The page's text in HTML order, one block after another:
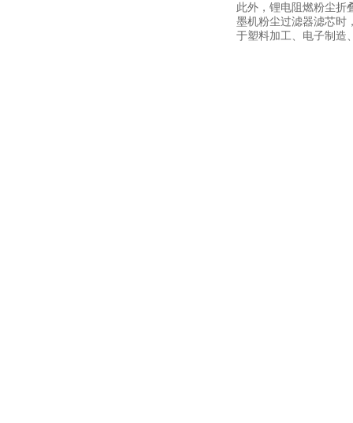
此外，锂电阻燃粉尘折
墨机粉尘过滤器滤芯时
于塑料加工、电子制造